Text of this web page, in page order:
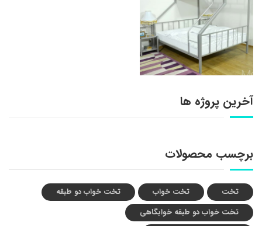
آخرین پروژه ها
برچسب محصولات
تخت تخت خواب
تخت خواب دو طبقه
تخت خواب دو طبقه خوابگاهی